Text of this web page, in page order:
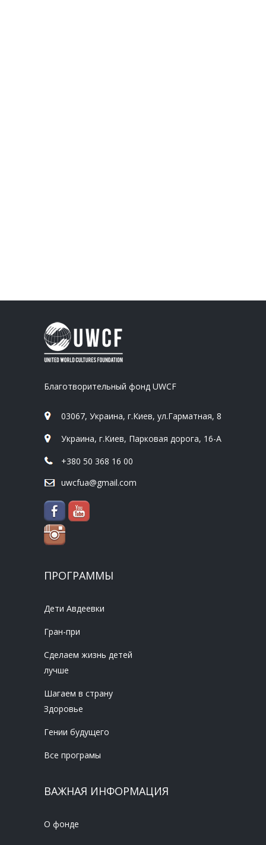
Благотворительный фонд UWCF
03067, Украина, г.Киев, ул.Гарматная, 8
Украина, г.Киев, Парковая дорога, 16-А
+380 50 368 16 00
uwcfua@gmail.com
ПРОГРАММЫ
Дети Авдеевки
Гран-при
Сделаем жизнь детей
лучше
Шагаем в страну
Здоровье
Гении будущего
Все програмы
ВАЖНАЯ ИНФОРМАЦИЯ
О фонде